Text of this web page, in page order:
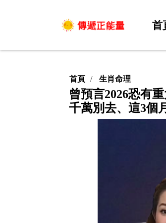
首
首頁 生肖命理
曾預言2026恐有
千萬別去、這3個